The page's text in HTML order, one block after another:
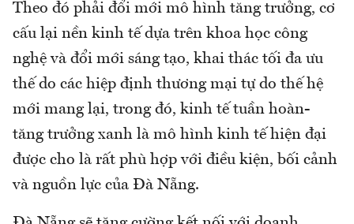
Theo đó phải đổi mới mô hình tăng trưởng, cơ
cấu lại nền kinh tế dựa trên khoa học công
nghệ và đổi mới sáng tạo, khai thác tối đa ưu
thế do các hiệp định thương mại tự do thế hệ
mới mang lại, trong đó, kinh tế tuần hoàn-
tăng trưởng xanh là mô hình kinh tế hiện đại
được cho là rất phù hợp với điều kiện, bối cảnh
và nguồn lực của Đà Nẵng.